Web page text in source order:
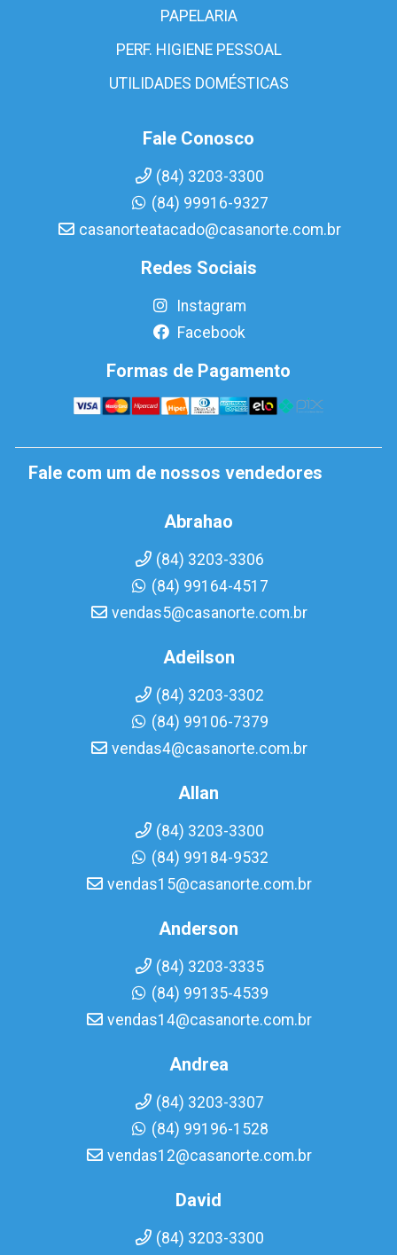
PAPELARIA
PERF. HIGIENE PESSOAL
UTILIDADES DOMÉSTICAS
Fale Conosco
(84) 3203-3300
(84) 99916-9327
casanorteatacado@casanorte.com.br
Redes Sociais
Instagram
Facebook
Formas de Pagamento
Fale com um de nossos vendedores
Abrahao
(84) 3203-3306
(84) 99164-4517
vendas5@casanorte.com.br
Adeilson
(84) 3203-3302
(84) 99106-7379
vendas4@casanorte.com.br
Allan
(84) 3203-3300
(84) 99184-9532
vendas15@casanorte.com.br
Anderson
(84) 3203-3335
(84) 99135-4539
vendas14@casanorte.com.br
Andrea
(84) 3203-3307
(84) 99196-1528
vendas12@casanorte.com.br
David
(84) 3203-3300